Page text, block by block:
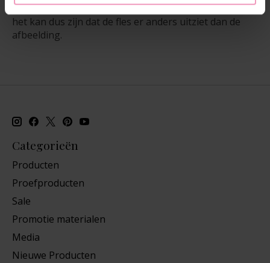
We gaan momenteel over op nieuwe verpakkingen,
het kan dus zijn dat de fles er anders uitziet dan de
afbeelding.
Categorieën
Producten
Proefproducten
Sale
Promotie materialen
Media
Nieuwe Producten